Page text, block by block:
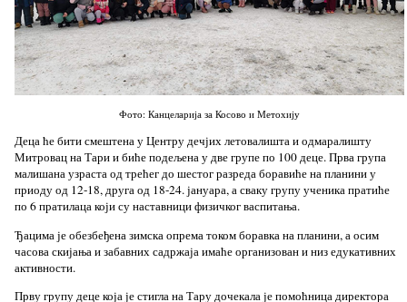
Фото: Канцеларија за Косово и Метохију
Деца ће бити смештена у Центру дечјих летовалишта и одмаралишту
Митровац на Тари и биће подељена у две групе по 100 деце. Прва група
малишана узраста од трећег до шестог разреда боравиће на планини у
приоду од 12-18, друга од 18-24. јануара, а сваку групу ученика пратиће
по 6 пратилаца који су наставници физичког васпитања.
Ђацима је обезбеђена зимска опрема током боравка на планини, а осим
часова скијања и забавних садржаја имаће организован и низ едукативних
активности.
Прву групу деце која је стигла на Тару дочекала је помоћница директора